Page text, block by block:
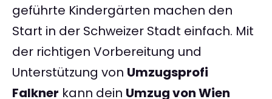
geführte Kindergärten machen den
Start in der Schweizer Stadt einfach. Mit
der richtigen Vorbereitung und
Unterstützung von Umzugsprofi
Falkner kann dein Umzug von Wien